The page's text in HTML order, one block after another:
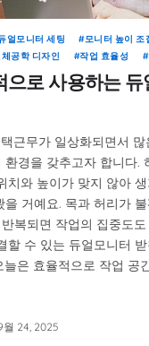
얼모니터 세팅 모니터 높이 조
체공학 디자인 작업 효율성
으로 사용하는
근무가 일상화되면서
경을 갖추고자 합니다.
치와 높이가 맞지 않아
을 거예요. 목과 허리가
복되면 작업의 집중도
할 수 있는 듀얼모니터
늘은 효율적으로 작업 공
월 24, 2025